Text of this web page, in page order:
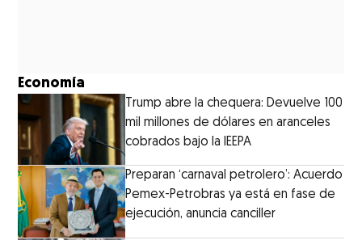
Economía
Trump abre la chequera: Devuelve 100
mil millones de dólares en aranceles
cobrados bajo la IEEPA
Preparan ‘carnaval petrolero’: Acuerdo
Pemex-Petrobras ya está en fase de
ejecución, anuncia canciller